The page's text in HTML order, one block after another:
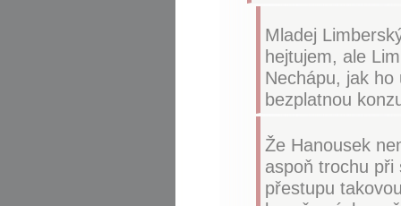
Mladej
hejtujem, ale
Nechápu, jak
bezplatnou
Že Hanousek
aspoň trochu
přestupu